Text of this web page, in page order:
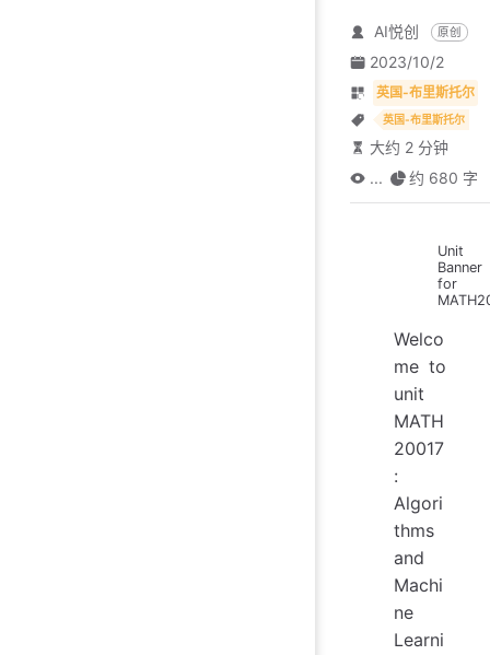
AI悦创 原创
2023/10/2
英国-布里斯托尔
英国-布里斯托尔
大约 2 分钟
...
约 680 字
Unit
Banner
for
Welco
me to
unit
MATH
20017
:
Algori
thms
and
Machi
ne
Learni